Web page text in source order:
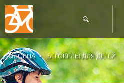
ГОЛОВНА БЕГОВЕЛЫ ДЛЯ ДЕТЕЙ